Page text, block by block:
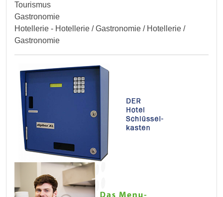
Tourismus
Gastronomie
Hotellerie - Hotellerie / Gastronomie / Hotellerie /
Gastronomie